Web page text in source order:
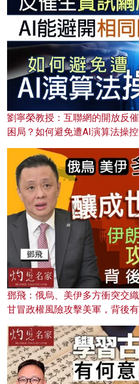
劉寧榮教授：互聯網的開放反
困局？如何避免遭AI演算法操控
鄧飛：俄烏、美伊多方衝突交
甘冒政權風險攻擊美軍，背後